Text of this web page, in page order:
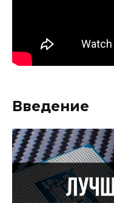
Введение